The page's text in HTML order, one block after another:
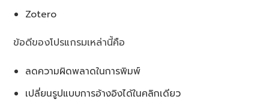
Zotero
ข้อดีของโปรแกรมเหล่านี้คือ
ลดความผิดพลาดในการพิมพ์
เปลี่ยนรูปแบบการอ้างอิงได้ในคลิกเดียว